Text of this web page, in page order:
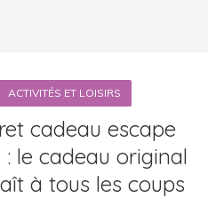
ACTIVITÉS ET LOISIRS
cadeau escape
le cadeau original
à tous les coups